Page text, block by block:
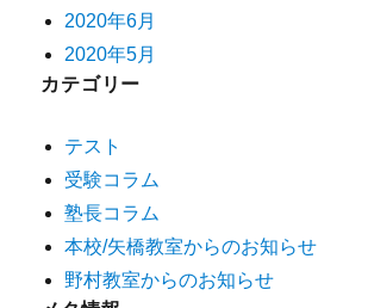
2020年6月
2020年5月
カテゴリー
テスト
受験コラム
塾長コラム
本校/矢橋教室からのお知らせ
野村教室からのお知らせ